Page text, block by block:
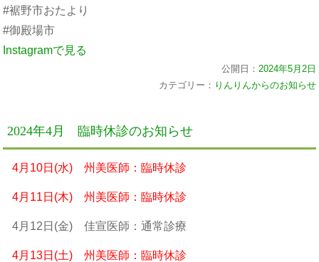
#裾野市おたより
#御殿場市
Instagramで見る
公開日： 2024年5月2日
カテゴリー： りんりんからのお知らせ
2024年4月 臨時休診のお知らせ
4月10日(水) 州美医師：臨時休診
4月11日(木) 州美医師：臨時休診
4月12日(金) 佳宣医師：通常診療
4月13日(土) 州美医師：臨時休診